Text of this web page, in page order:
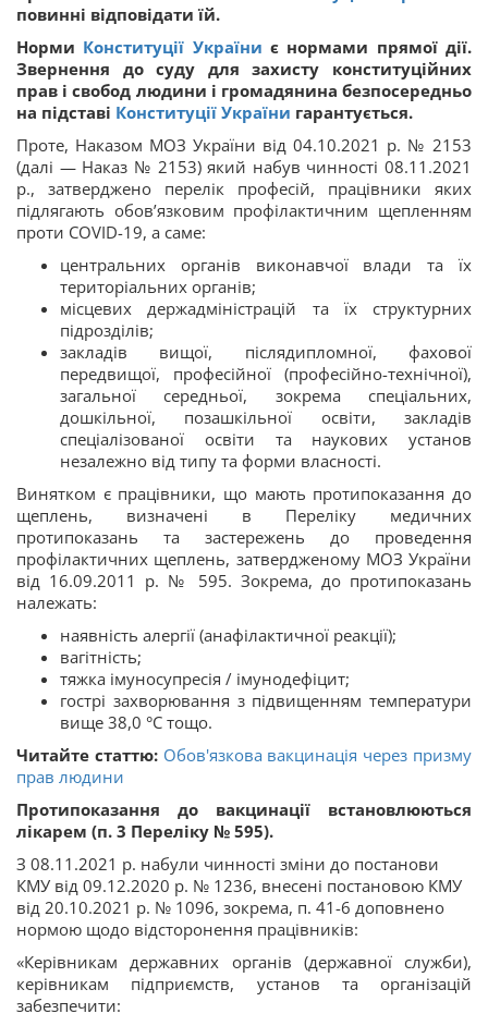
повинні відповідати їй.
Норми Конституції України є нормами прямої дії.
Звернення до суду для захисту конституційних
прав і свобод людини і громадянина безпосередньо
на підставі Конституції України гарантується.
Проте, Наказом МОЗ України від 04.10.2021 р. № 2153
(далі — Наказ № 2153) який набув чинності 08.11.2021
р., затверджено перелік професій, працівники яких
підлягають обов’язковим профілактичним щепленням
проти COVID-19, а саме:
центральних органів виконавчої влади та їх
територіальних органів;
місцевих держадміністрацій та їх структурних
підрозділів;
закладів вищої, післядипломної, фахової
передвищої, професійної (професійно-технічної),
загальної середньої, зокрема спеціальних,
дошкільної, позашкільної освіти, закладів
спеціалізованої освіти та наукових установ
незалежно від типу та форми власності.
Винятком є працівники, що мають протипоказання до
щеплень, визначені в Переліку медичних
протипоказань та застережень до проведення
профілактичних щеплень, затвердженому МОЗ України
від 16.09.2011 р. № 595. Зокрема, до протипоказань
належать:
наявність алергії (анафілактичної реакції);
вагітність;
тяжка імуносупресія / імунодефіцит;
гострі захворювання з підвищенням температури
вище 38,0 °C тощо.
Читайте статтю: Обов'язкова вакцинація через призму
прав людини
Протипоказання до вакцинації встановлюються
лікарем (п. 3 Переліку № 595).
З 08.11.2021 р. набули чинності зміни до постанови
КМУ від 09.12.2020 р. № 1236, внесені постановою КМУ
від 20.10.2021 р. № 1096, зокрема, п. 41-6 доповнено
нормою щодо відсторонення працівників:
«Керівникам державних органів (державної служби),
керівникам підприємств, установ та організацій
забезпечити: